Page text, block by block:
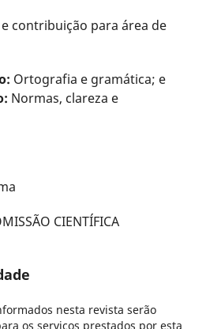
contribuição para área de
Ortografia e gramática; e
Normas, clareza e
CIENTÍFICA
nesta revista serão
os serviços prestados por esta